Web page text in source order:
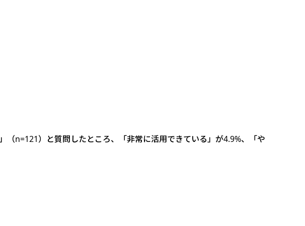
（n=121）と質問したところ、「非常に活用できている」が4.9%、「や